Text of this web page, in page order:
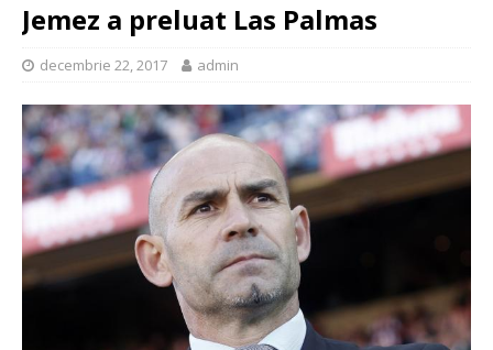
Jemez a preluat Las Palmas
decembrie 22, 2017 admin